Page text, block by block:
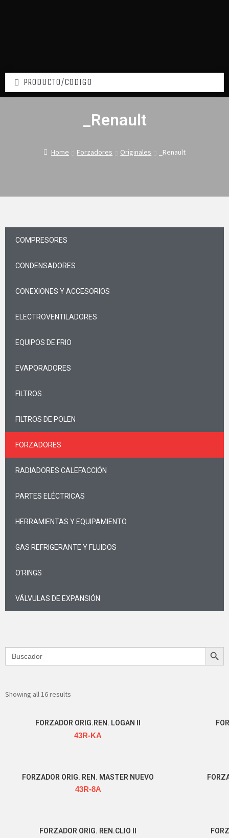
_Renault
Home Forzadores Originales _Renault
COMPRESORES
CONDENSADORES
CONEXIONES Y ACCESORIOS
ELECTROVENTILADORES
EQUIPOS DE FRIO
EVAPORADORES
FILTROS
FILTROS DE POLEN
FORZADORES
RADIADORES CALEFACCIÓN
PARTES ELÉCTRICAS
HERRAMIENTAS Y EQUIPAMIENTO
GAS REFRIGERANTE Y FLUIDOS
O’RINGS
VÁLVULAS DE EXPANSIÓN
Search
for:
Search
Showing all 16 results
FORZADOR ORIG.REN. LOGAN II
43R-KA
FORZADOR ORIG. REN. MASTER NUEVO
43R-8A
FORZADOR ORIG. REN.CLIO II